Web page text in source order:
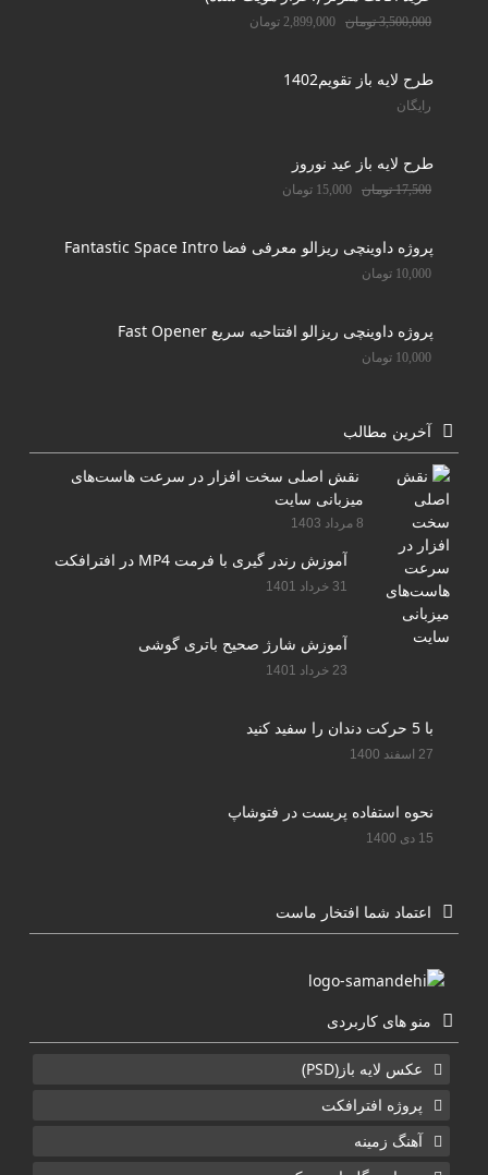
3,500,000 تومان 2,899,000 تومان
طرح لایه باز تقویم1402
رایگان
طرح لایه باز عید نوروز
17,500 تومان 15,000 تومان
پروژه داوینچی ریزالو معرفی فضا Fantastic Space Intro
10,000 تومان
پروژه داوینچی ریزالو افتتاحیه سریع Fast Opener
10,000 تومان
آخرین مطالب
نقش اصلی سخت افزار در سرعت هاست‌های
میزبانی سایت
8 مرداد 1403
آموزش رندر گیری با فرمت MP4 در افترافکت
31 خرداد 1401
آموزش شارژ صحیح باتری گوشی
23 خرداد 1401
با 5 حرکت دندان را سفید کنید
27 اسفند 1400
نحوه استفاده پریست در فتوشاپ
15 دی 1400
اعتماد شما افتخار ماست
منو های کاربردی
عکس لایه باز(PSD)
پروژه افترافکت
آهنگ زمینه